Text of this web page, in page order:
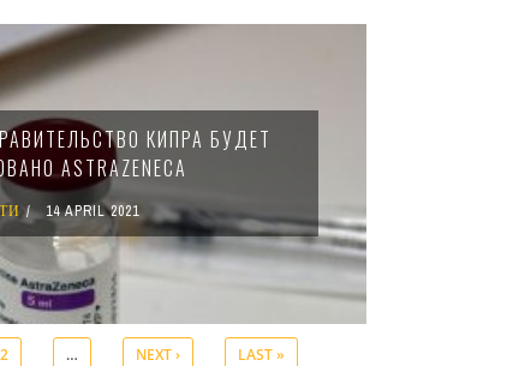
КИПРА БУДЕТ
ASTRAZENECA
14 APRIL 2021
… NEXT › LAST »